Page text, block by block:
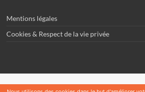
Mentions légales
Cookies & Respect de la vie privée